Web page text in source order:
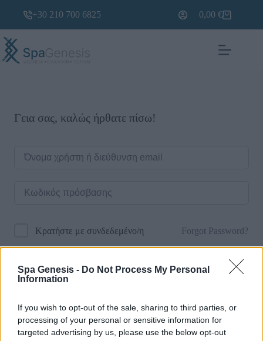
Spa Genesis - Do Not Process My Personal
Information
If you wish to opt-out of the sale, sharing to third parties, or
processing of your personal or sensitive information for
targeted advertising by us, please use the below opt-out
+30 210 700 6825 0,00€
Γεια σας, καλώς ήρθατε πίσω!
Κρατήστε με συνδεδεμένο/η Forgot Password?
Σύνδεση
Δεν έχετε λογαριασμό;Εγγραφείτε Τώρα